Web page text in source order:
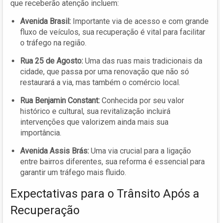
que receberão atenção incluem:
Avenida Brasil: Importante via de acesso e com grande
fluxo de veículos, sua recuperação é vital para facilitar
o tráfego na região.
Rua 25 de Agosto: Uma das ruas mais tradicionais da
cidade, que passa por uma renovação que não só
restaurará a via, mas também o comércio local.
Rua Benjamin Constant: Conhecida por seu valor
histórico e cultural, sua revitalização incluirá
intervenções que valorizem ainda mais sua
importância.
Avenida Assis Brás: Uma via crucial para a ligação
entre bairros diferentes, sua reforma é essencial para
garantir um tráfego mais fluido.
Expectativas para o Trânsito Após a
Recuperação